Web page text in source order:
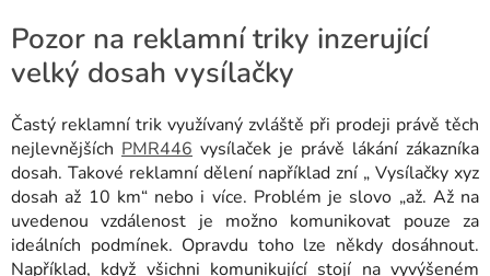
Pozor na reklamní triky inzerující
velký dosah vysílačky
Častý reklamní trik využívaný zvláště při prodeji právě těch
nejlevnějších PMR446 vysílaček je právě lákání zákazníka
dosah. Takové reklamní dělení například zní „ Vysílačky xyz
dosah až 10 km“ nebo i více. Problém je slovo „až. Až na
uvedenou vzdálenost je možno komunikovat pouze za
ideálních podmínek. Opravdu toho lze někdy dosáhnout.
Například, když všichni komunikující stojí na vyvýšeném